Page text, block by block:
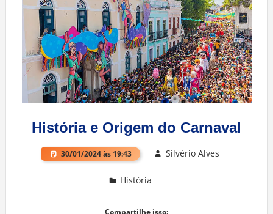
História e Origem do Carnaval
30/01/2024 às 19:43 Silvério Alves
História
Compartilhe isso: